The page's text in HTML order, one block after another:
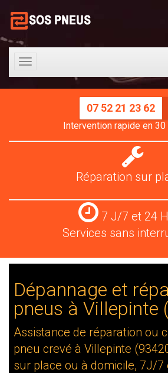
Toggle
navigation
07 52 21 23 62
Intervention rapide en
Réparation sur
24
H/24
7 J/7 et 24
Services sans
Dépannage et
pneus à Villepinte
Assistance de réparation ou
pneu crevé à Villepinte
sur place ou à domicile, 7J/7